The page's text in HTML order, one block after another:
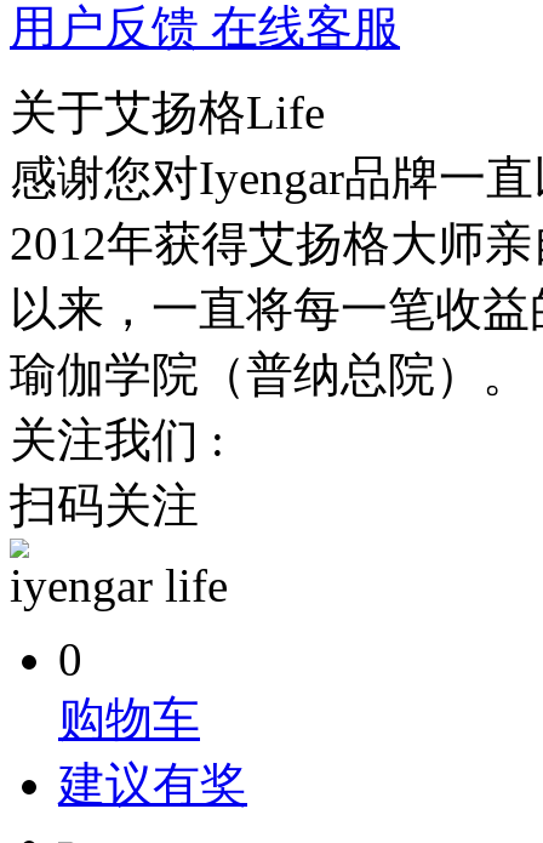
用户反馈 在线客服
关于艾扬格Life
感谢您对Iyengar品牌一
2012年获得艾扬格大师
以来，一直将每一笔收
瑜伽学院（普纳总院）。
关注我们 :
扫码关注
iyengar life
0
购物车
建议有奖